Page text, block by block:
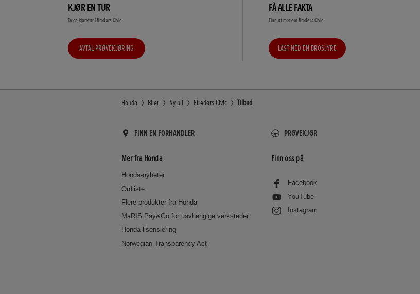
KJØR EN TUR
Ta en kjøretur i firedørs Civic.
AVTAL PRØVEKJØRING
FÅ ALLE FAKTA
Finn ut mer om firedørs Civic.
LAST NED EN BROSJYRE
Honda Biler Ny bil Firedørs Civic Tilbud
FINN EN FORHANDLER PRØVEKJØR
Mer fra Honda
Honda-nyheter
Ordliste
Flere produkter fra Honda
MaRIS Pay&Go for uavhengige verksteder
Honda-lisensiering
Norwegian Transparency Act
Finn oss på
Facebook
YouTube
Instagram